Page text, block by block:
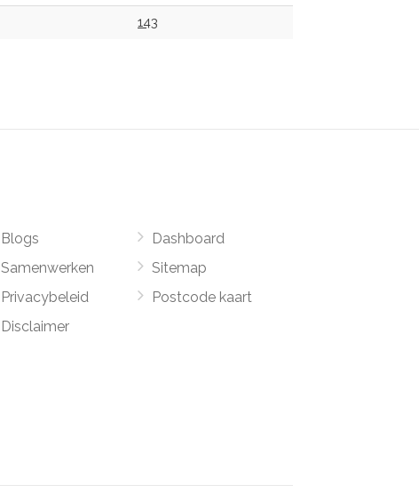
143
Blogs
Samenwerken
Privacybeleid
Disclaimer
Dashboard
Sitemap
Postcode kaart